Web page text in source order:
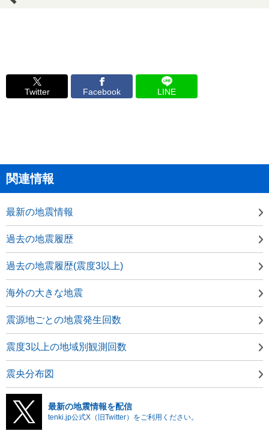
Twitter Facebook LINE
関連情報
最新の地震情報
過去の地震履歴
過去の地震履歴(震度3以上)
海外の大きな地震
震源地ごとの地震発生回数
震度3以上の地域別観測回数
震央分布図
最新の地震情報を配信
tenki.jp公式X（旧Twitter）をご利用ください。